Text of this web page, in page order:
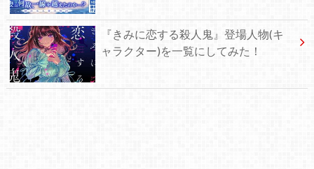
『きみに恋する殺人鬼』登場人物(キ
ャラクター)を一覧にしてみた！